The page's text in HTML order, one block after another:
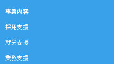
事業内容
採用支援
就労支援
業務支援